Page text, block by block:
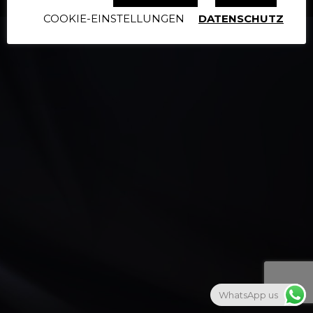
COOKIE-EINSTELLUNGEN DATENSCHUTZ
WhatsApp us